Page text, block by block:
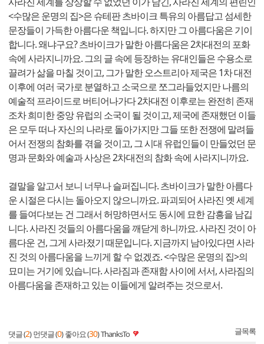
<수많은 운명의 집>은 슈테판 츠바이크 특유의 아름답고 섬세한
문장들이 가득한 아름다운 책입니다. 하지만 그 아름다움은 기이
합니다. 왜냐구요? 츠바이크가 말한 아름다움은 2차대전의 포화
속에 사라지니까요. 그의 글 속에 등장하는 유대인들은 수용소로
끌려가 삶을 마칠 것이고, 그가 말한 오스트리아 제국은 1차 대전
이후에 여러 국가로 분열하고 소국으로 쪼그라들었지만 나름의
예술적 프라이드로 버티어나가다 2차대전 이후로는 완전히 존재
조차 희미한 중앙 유럽의 소국이 될 것이고, 제국에 존재했던 이들
은 모두 떠나 자신의 나라로 돌아가지만 그들 또한 전쟁에 말려들
어서 전쟁의 참화를 겪을 것이고, 그 시대 유럽인들이 만들었던 문
명과 문화와 예술과 사상은 2차대전의 참화 속에 사라지니까요.
결말을 알고서 보니 너무나 슬퍼집니다. 츠바이크가 말한 아름다
운 시절은 다시는 돌아오지 않으니까요. 파괴되어 사라진 옛 세계
를 들여다보는 건 그래서 허망하면서도 동시에 묘한 감흥을 남깁
니다. 사라진 것들의 아름다움을 깨닫게 하니까요. 사라진 것이 아
름다운 건, 그게 사라졌기 때문입니다. 지금까지 남아있다면 사라
진 것의 아름다움을 느끼게 할 수 없겠죠. <수많은 운명의 집>의
묘미는 거기에 있습니다. 사라짐과 존재함 사이에 서서, 사라짐의
아름다움을 존재하고 있는 이들에게 알려주는 것으로서.
댓글 (2) 먼댓글 (0) 좋아요 (30)ThanksTo 글목록